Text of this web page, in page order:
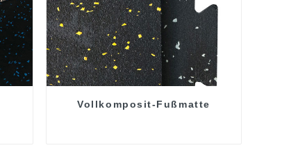
Vollkomposit-Fußmatte